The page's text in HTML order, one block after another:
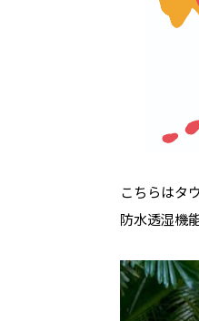
こちらはタ
防水透湿機